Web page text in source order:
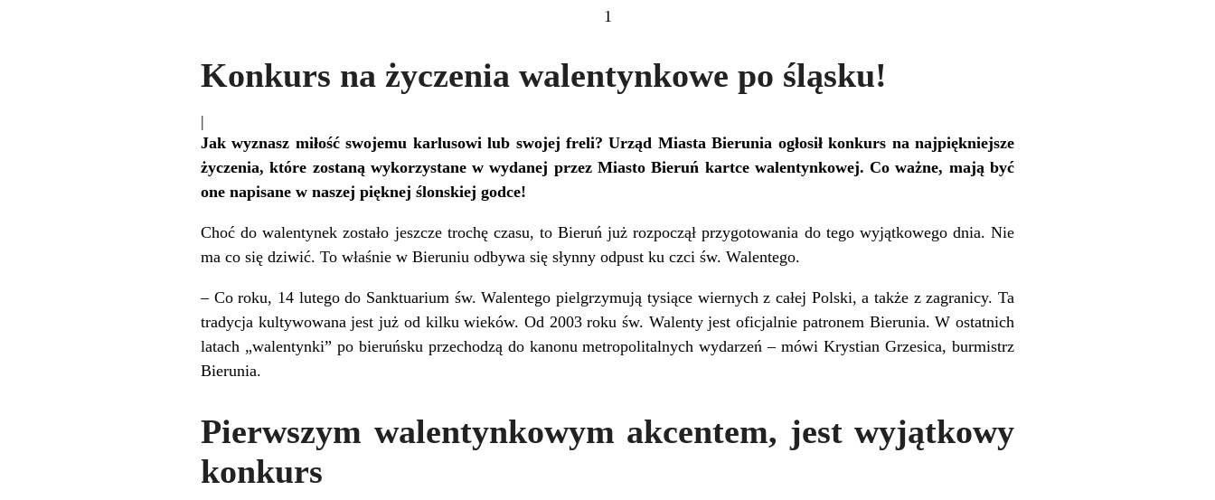
1
Konkurs na życzenia walentynkowe po śląsku!
|
Jak wyznasz miłość swojemu karlusowi lub swojej freli? Urząd Miasta Bierunia ogłosił konkurs na najpiękniejsze
życzenia, które zostaną wykorzystane w wydanej przez Miasto Bieruń kartce walentynkowej. Co ważne, mają być
one napisane w naszej pięknej ślonskiej godce!
Choć do walentynek zostało jeszcze trochę czasu, to Bieruń już rozpoczął przygotowania do tego wyjątkowego dnia. Nie
ma co się dziwić. To właśnie w Bieruniu odbywa się słynny odpust ku czci św. Walentego.
– Co roku, 14 lutego do Sanktuarium św. Walentego pielgrzymują tysiące wiernych z całej Polski, a także z zagranicy. Ta
tradycja kultywowana jest już od kilku wieków. Od 2003 roku św. Walenty jest oficjalnie patronem Bierunia. W ostatnich
latach „walentynki” po bieruńsku przechodzą do kanonu metropolitalnych wydarzeń – mówi Krystian Grzesica, burmistrz
Bierunia.
Pierwszym walentynkowym akcentem, jest wyjątkowy
konkurs